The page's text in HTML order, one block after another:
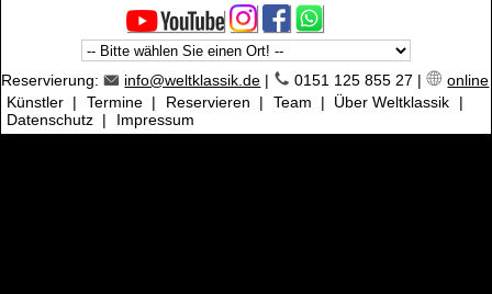
Reservierung: info@weltklassik.de | 0151 125 855 27 |
online
Künstler | Termine | Reservieren | Team | Über Weltklassik
|
Datenschutz | Impressum